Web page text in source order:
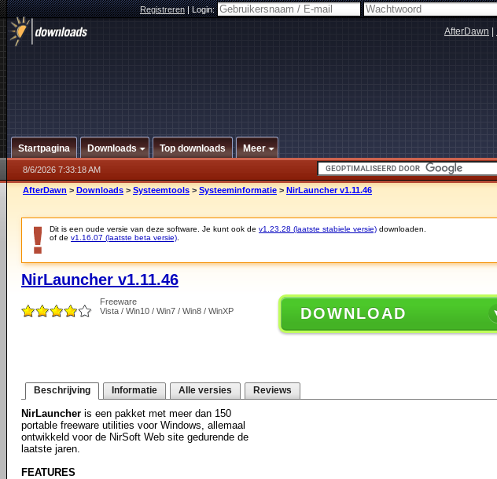
Registreren|Login:
AfterDawn
Startpagina Downloads Top downloads Meer
8/6/2026 7:33:18 AM
AfterDawn > Downloads > Systeemtools > Systeeminformatie > NirLauncher v1.11.46
Dit is een oude versie van deze software. Je kunt ook de v1.23.28 (laatste stabiele versie) downloaden.
of de v1.16.07 (laatste beta versie)
NirLauncher v1.11.46
Freeware
Vista / Win10 / Win7 / Win8 / WinXP
DOWNLOAD
Beschrijving Informatie Alle versies Reviews
NirLauncher is een pakket met meer dan 150
portable freeware utilities voor Windows, allemaal
ontwikkeld voor de NirSoft Web site gedurende de
laatste jaren.
FEATURES